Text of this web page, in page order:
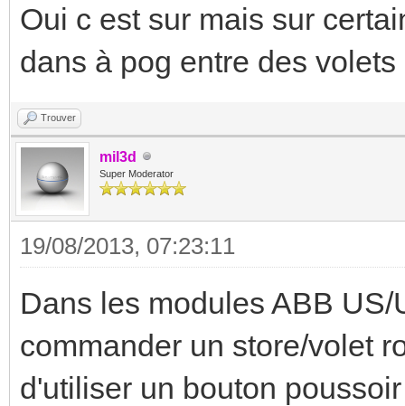
Oui c est sur mais sur
dans à pog entre des
Trouver
mil3d
Super Moderator
19/08/2013, 07:23:11
Dans les modules ABB
commander un store/volet
d'utiliser un bouton